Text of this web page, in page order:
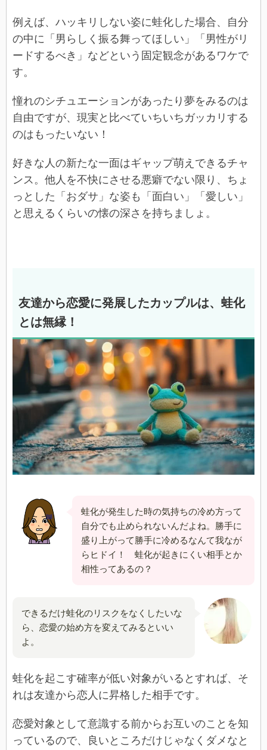
例えば、ハッキリしない姿に蛙化した場合、自分
の中に「男らしく振る舞ってほしい」「男性がリ
ードするべき」などという固定観念があるワケで
す。
憧れのシチュエーションがあったり夢をみるのは
自由ですが、現実と比べていちいちガッカリする
のはもったいない！
好きな人の新たな一面はギャップ萌えできるチャ
ンス。他人を不快にさせる悪癖でない限り、ちょ
っとした「おダサ」な姿も「面白い」「愛しい」
と思えるくらいの懐の深さを持ちましょ。
友達から恋愛に発展したカップルは、蛙化
とは無縁！
蛙化が発生した時の気持ちの冷め方って
自分でも止められないんだよね。勝手に
盛り上がって勝手に冷めるなんて我なが
らヒドイ！ 蛙化が起きにくい相手とか
相性ってあるの？
できるだけ蛙化のリスクをなくしたいな
ら、恋愛の始め方を変えてみるといい
よ。
蛙化を起こす確率が低い対象がいるとすれば、そ
れは友達から恋人に昇格した相手です。
恋愛対象として意識する前からお互いのことを知
っているので、良いところだけじゃなくダメなと